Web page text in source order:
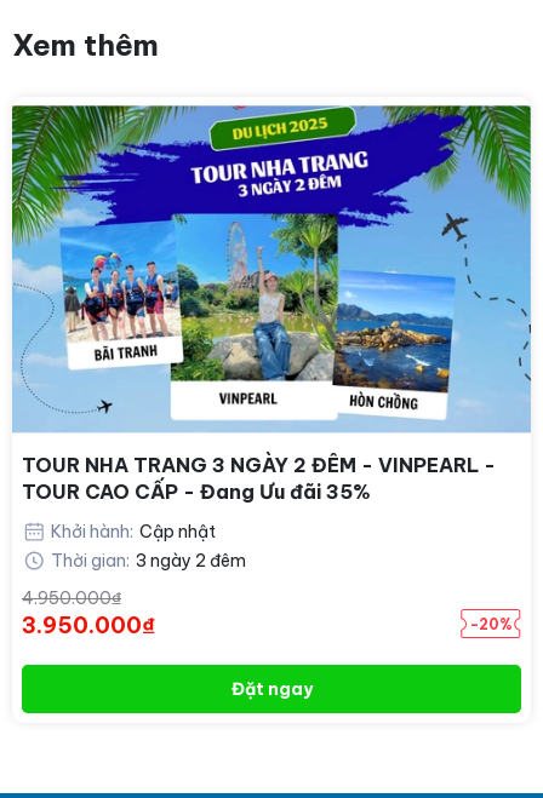
Xem thêm
TOUR NHA TRANG 3 NGÀY 2 ĐÊM - VINPEARL -
TOUR CAO CẤP - Đang Ưu đãi 35%
Khởi hành: Cập nhật
Thời gian: 3 ngày 2 đêm
4.950.000₫
3.950.000₫ -20%
Đặt ngay